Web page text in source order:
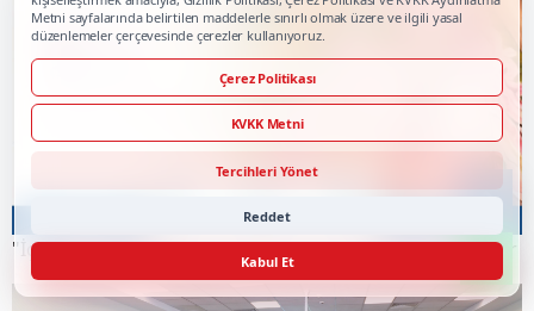
"İçimdeki Bahar" Resim Sergisi Sanatseverlerle Buluşuyor
Metni sayfalarında belirtilen maddelerle sınırlı olmak üzere ve ilgili yasal
düzenlemeler çerçevesinde çerezler kullanıyoruz.
Çerez Politikası
KVKK Metni
Tercihleri Yönet
Reddet
Kabul Et